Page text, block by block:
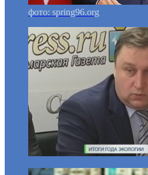
фото: spring96.org